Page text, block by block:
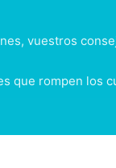
vuestros
que rompen los